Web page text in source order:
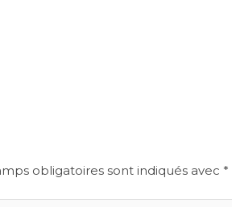
obligatoires sont indiqués avec *